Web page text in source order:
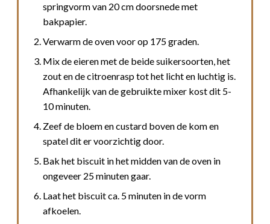
springvorm van 20 cm doorsnede met
bakpapier.
Verwarm de oven voor op 175 graden.
Mix de eieren met de beide suikersoorten, het
zout en de citroenrasp tot het licht en luchtig is.
Afhankelijk van de gebruikte mixer kost dit 5-
10 minuten.
Zeef de bloem en custard boven de kom en
spatel dit er voorzichtig door.
Bak het biscuit in het midden van de oven in
ongeveer 25 minuten gaar.
Laat het biscuit ca. 5 minuten in de vorm
afkoelen.